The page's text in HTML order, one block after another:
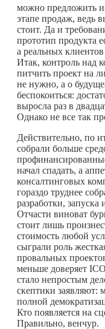
можно предложить
этапе продаж, ведь
стоит. Да и
прототип продукта
а реальных
Итак, контроль над
питчить проект на
не нужно, а о
беспокоиться:
выросла раз в
Однако не все так
Действительно, по
собрали больше
начал спадать, а
консалтинговых
гораздо труднее
разработки,
Отчасти виноват
стоит лишь
стоимость любой
сыграли роль
провальных
меньше доверяет
стало непростым
скептики заявляют:
полной
Кто появляется на
Правильно, венчур.